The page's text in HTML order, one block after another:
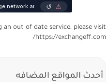
an out of date service, please visit
https://exchangeff.com/
أحدث المواقع المضافه